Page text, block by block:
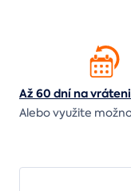
Až 60 dní na
Alebo využite